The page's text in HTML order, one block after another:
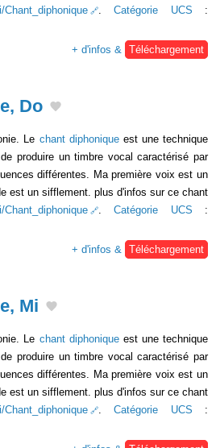
Chant_diphonique .Catégorie UCS :
+ d'infos & Téléchargement
Do
Le chant diphoniqueest une technique
produire un timbre vocal caractérisé par
différentes. Ma première voix est un
est un sifflement. plus d'infos sur ce chant
Chant_diphonique .Catégorie UCS :
+ d'infos &
Téléchargement
Mi
Le chant diphoniqueest une technique
produire un timbre vocal caractérisé par
différentes. Ma première voix est un
est un sifflement. plus d'infos sur ce chant
.Catégorie UCS :